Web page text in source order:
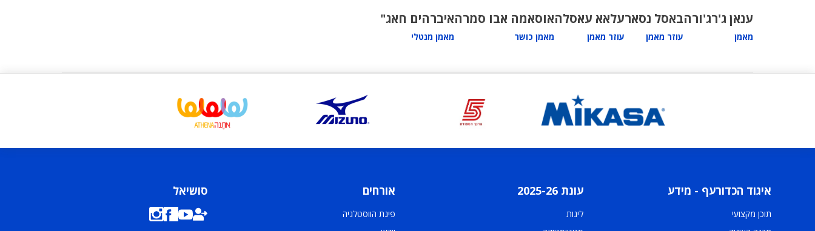
ענאן ג'רג'ורה
מאמן
באסל נסאר
עוזר מאמן
עלאא עאסלה
עוזר מאמן
אוסאמה אבו סמרה
מאמן כושר
איברהים חאג"
מאמן מנטלי
איגוד הכדורעף - מידע
תוכן מקצועי
עונת 2025-26
ליגות
אורחים
פינת הווסטלגיה
סושיאל